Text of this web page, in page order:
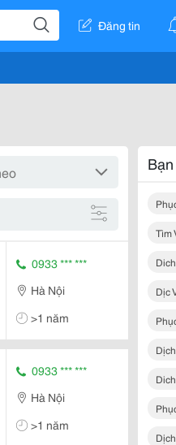
Đăng tin
0933 *** ***
Hà Nội
>1 năm
0933 *** ***
Hà Nội
>1 năm
Tìm
Dịc